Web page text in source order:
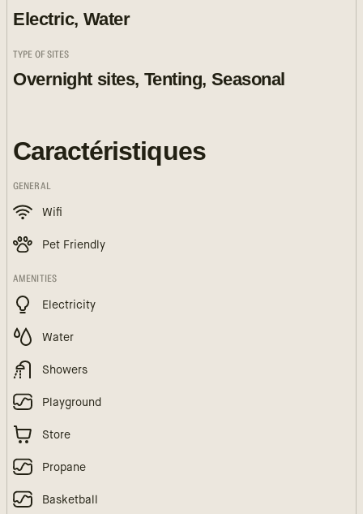
Electric, Water
TYPE OF SITES
Overnight sites, Tenting, Seasonal
Caractéristiques
GENERAL
Wifi
Pet Friendly
AMENITIES
Electricity
Water
Showers
Playground
Store
Propane
Basketball